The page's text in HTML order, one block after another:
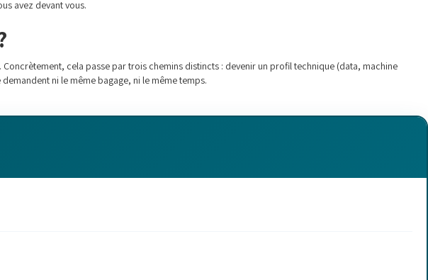
avez devant vous.
cela passe par trois chemins distincts : devenir un profil technique (data, machine
ni le même bagage, ni le même temps.